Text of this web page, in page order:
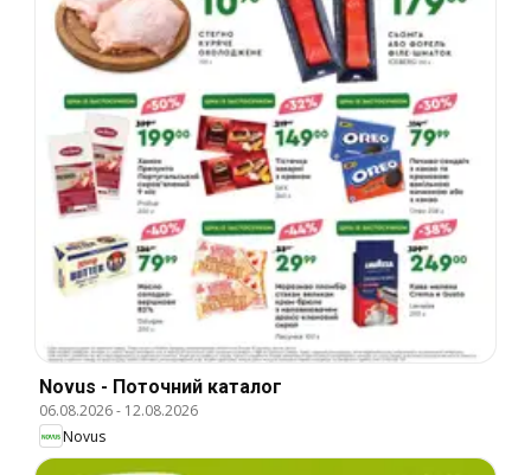
Novus - Поточний каталог
06.08.2026- 12.08.2026
Novus